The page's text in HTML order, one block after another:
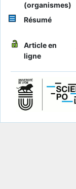
(organismes)
Résumé
Article en
ligne